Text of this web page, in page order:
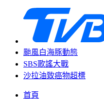
颱風白海豚動態
SBS歌謠大戰
沙拉油致癌物超標
首頁